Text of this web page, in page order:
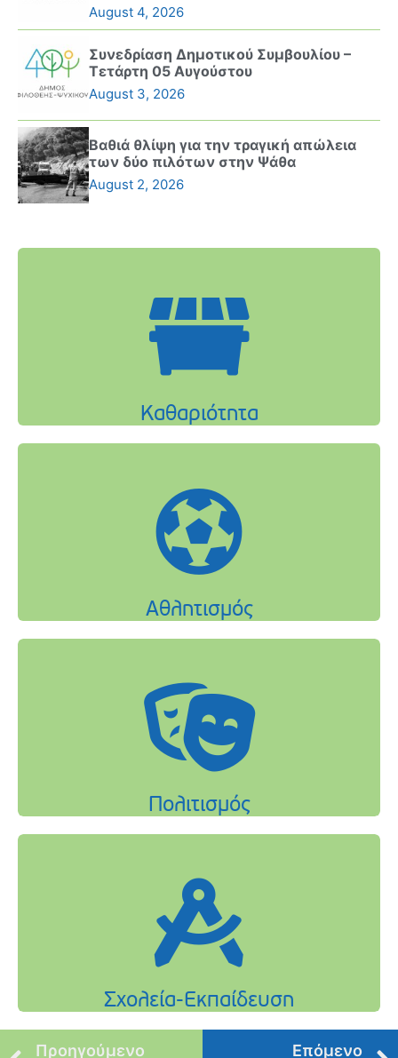
August 4, 2026
Συνεδρίαση Δημοτικού Συμβουλίου –
Τετάρτη 05 Αυγούστου
August 3, 2026
Βαθιά θλίψη για την τραγική απώλεια
των δύο πιλότων στην Ψάθα
August 2, 2026
Προηγούμενο Επόμενο